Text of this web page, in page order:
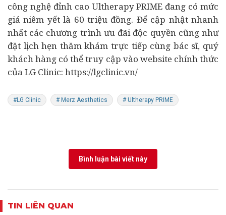
công nghệ đỉnh cao Ultherapy PRIME đang có mức
giá niêm yết là 60 triệu đồng. Để cập nhật nhanh
nhất các chương trình ưu đãi độc quyền cũng như
đặt lịch hẹn thăm khám trực tiếp cùng bác sĩ, quý
khách hàng có thể truy cập vào website chính thức
của LG Clinic: https://lgclinic.vn/
#LG Clinic # Merz Aesthetics # Ultherapy PRIME
Bình luận bài viết này
TIN LIÊN QUAN